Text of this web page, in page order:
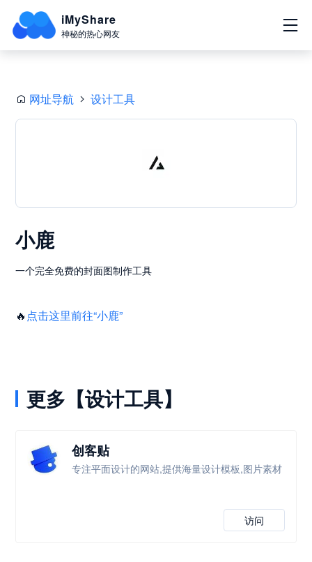
iMyShare
神秘的热心网友
网址导航 设计工具
小鹿
一个完全免费的封面图制作工具
🔥 点击这里前往“小鹿”
更多【设计工具】
创客贴
专注平面设计的网站,提供海量设计模板,图片素材
访问